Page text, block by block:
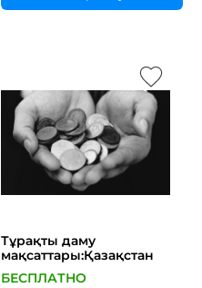
Тұрақты даму
мақсаттары:Қазақстан
БЕСПЛАТНО